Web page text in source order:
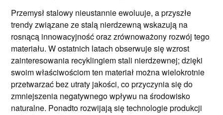
Przemysł stalowy nieustannie ewoluuje, a przyszłe
trendy związane ze stalą nierdzewną wskazują na
rosnącą innowacyjność oraz zrównoważony rozwój tego
materiału. W ostatnich latach obserwuje się wzrost
zainteresowania recyklingiem stali nierdzewnej; dzięki
swoim właściwościom ten materiał można wielokrotnie
przetwarzać bez utraty jakości, co przyczynia się do
zmniejszenia negatywnego wpływu na środowisko
naturalne. Ponadto rozwijają się technologie produkcji